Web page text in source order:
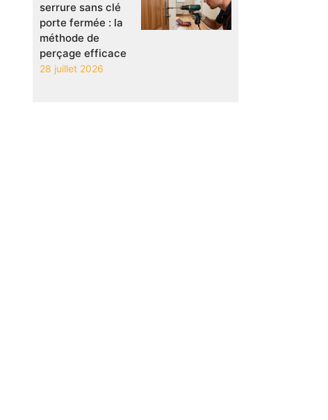
serrure sans clé
porte fermée : la
méthode de
perçage efficace
28 juillet 2026